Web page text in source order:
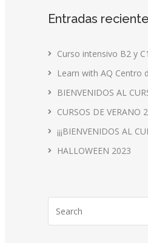
Entradas
Curso intensivo B2 y C1
Learn with AQ Centro
BIENVENIDOS AL
CURSOS DE VERANO
¡¡¡BIENVENIDOS AL
HALLOWEEN 2023